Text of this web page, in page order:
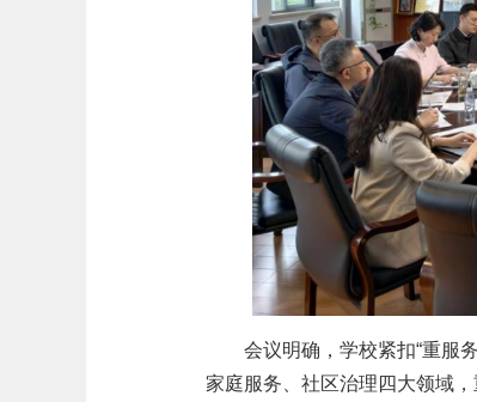
会议明确，学校紧扣“重服
家庭服务、社区治理四大领域